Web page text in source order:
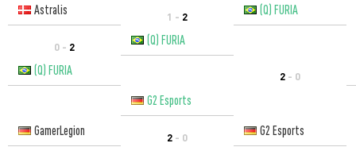
Astralis
1 - 2 (Q) FURIA
0 - 2
(Q) FURIA
(Q) FURIA
2 - 0
G2 Esports
GamerLegion
2 - 0 G2 Esports